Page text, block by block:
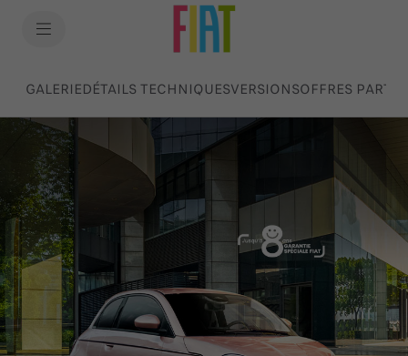
GALERIEDÉTAILS TECHNIQUESVERSIONSOFFRES